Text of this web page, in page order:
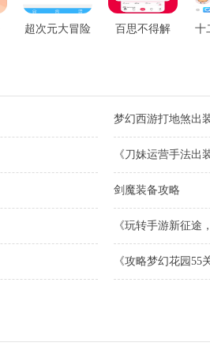
超次元大冒险 百思不得解 十
梦幻西游打地煞出
《刀妹运营手法出
剑魔装备攻略
《玩转手游新征途
《攻略梦幻花园55